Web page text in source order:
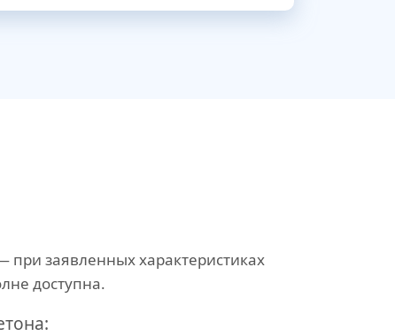
при заявленных характеристиках
доступна.